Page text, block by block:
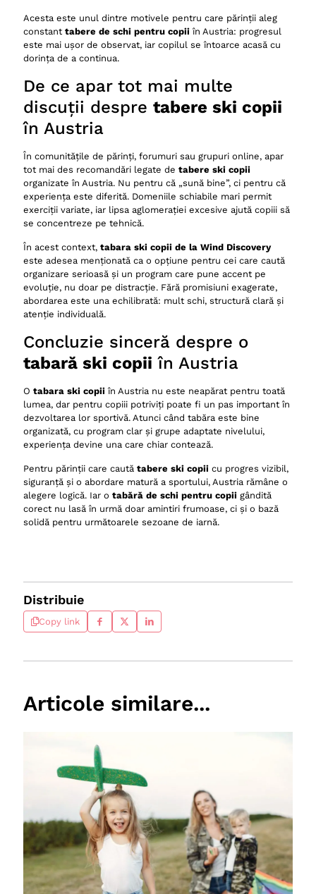
Acesta este unul dintre motivele pentru care părinții aleg
constant tabere de schi pentru copii în Austria: progresul
este mai ușor de observat, iar copilul se întoarce acasă cu
dorința de a continua.
De ce apar tot mai multe
discuții despre tabere ski copii
în Austria
În comunitățile de părinți, forumuri sau grupuri online, apar
tot mai des recomandări legate de tabere ski copii
organizate în Austria. Nu pentru că „sună bine”, ci pentru că
experiența este diferită. Domeniile schiabile mari permit
exerciții variate, iar lipsa aglomerației excesive ajută copiii să
se concentreze pe tehnică.
În acest context, tabara ski copii de la Wind Discovery
este adesea menționată ca o opțiune pentru cei care caută
organizare serioasă și un program care pune accent pe
evoluție, nu doar pe distracție. Fără promisiuni exagerate,
abordarea este una echilibrată: mult schi, structură clară și
atenție individuală.
Concluzie sinceră despre o
tabară ski copii în Austria
O tabara ski copii în Austria nu este neapărat pentru toată
lumea, dar pentru copiii potriviți poate fi un pas important în
dezvoltarea lor sportivă. Atunci când tabăra este bine
organizată, cu program clar și grupe adaptate nivelului,
experiența devine una care chiar contează.
Pentru părinții care caută tabere ski copii cu progres vizibil,
siguranță și o abordare matură a sportului, Austria rămâne o
alegere logică. Iar o tabără de schi pentru copii gândită
corect nu lasă în urmă doar amintiri frumoase, ci și o bază
solidă pentru următoarele sezoane de iarnă.
Distribuie
Copy link
Articole similare...